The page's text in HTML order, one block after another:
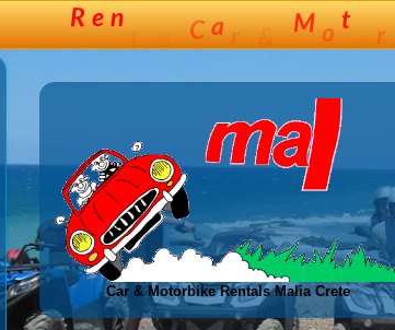
Car & Motorbike Rentals Malia Crete